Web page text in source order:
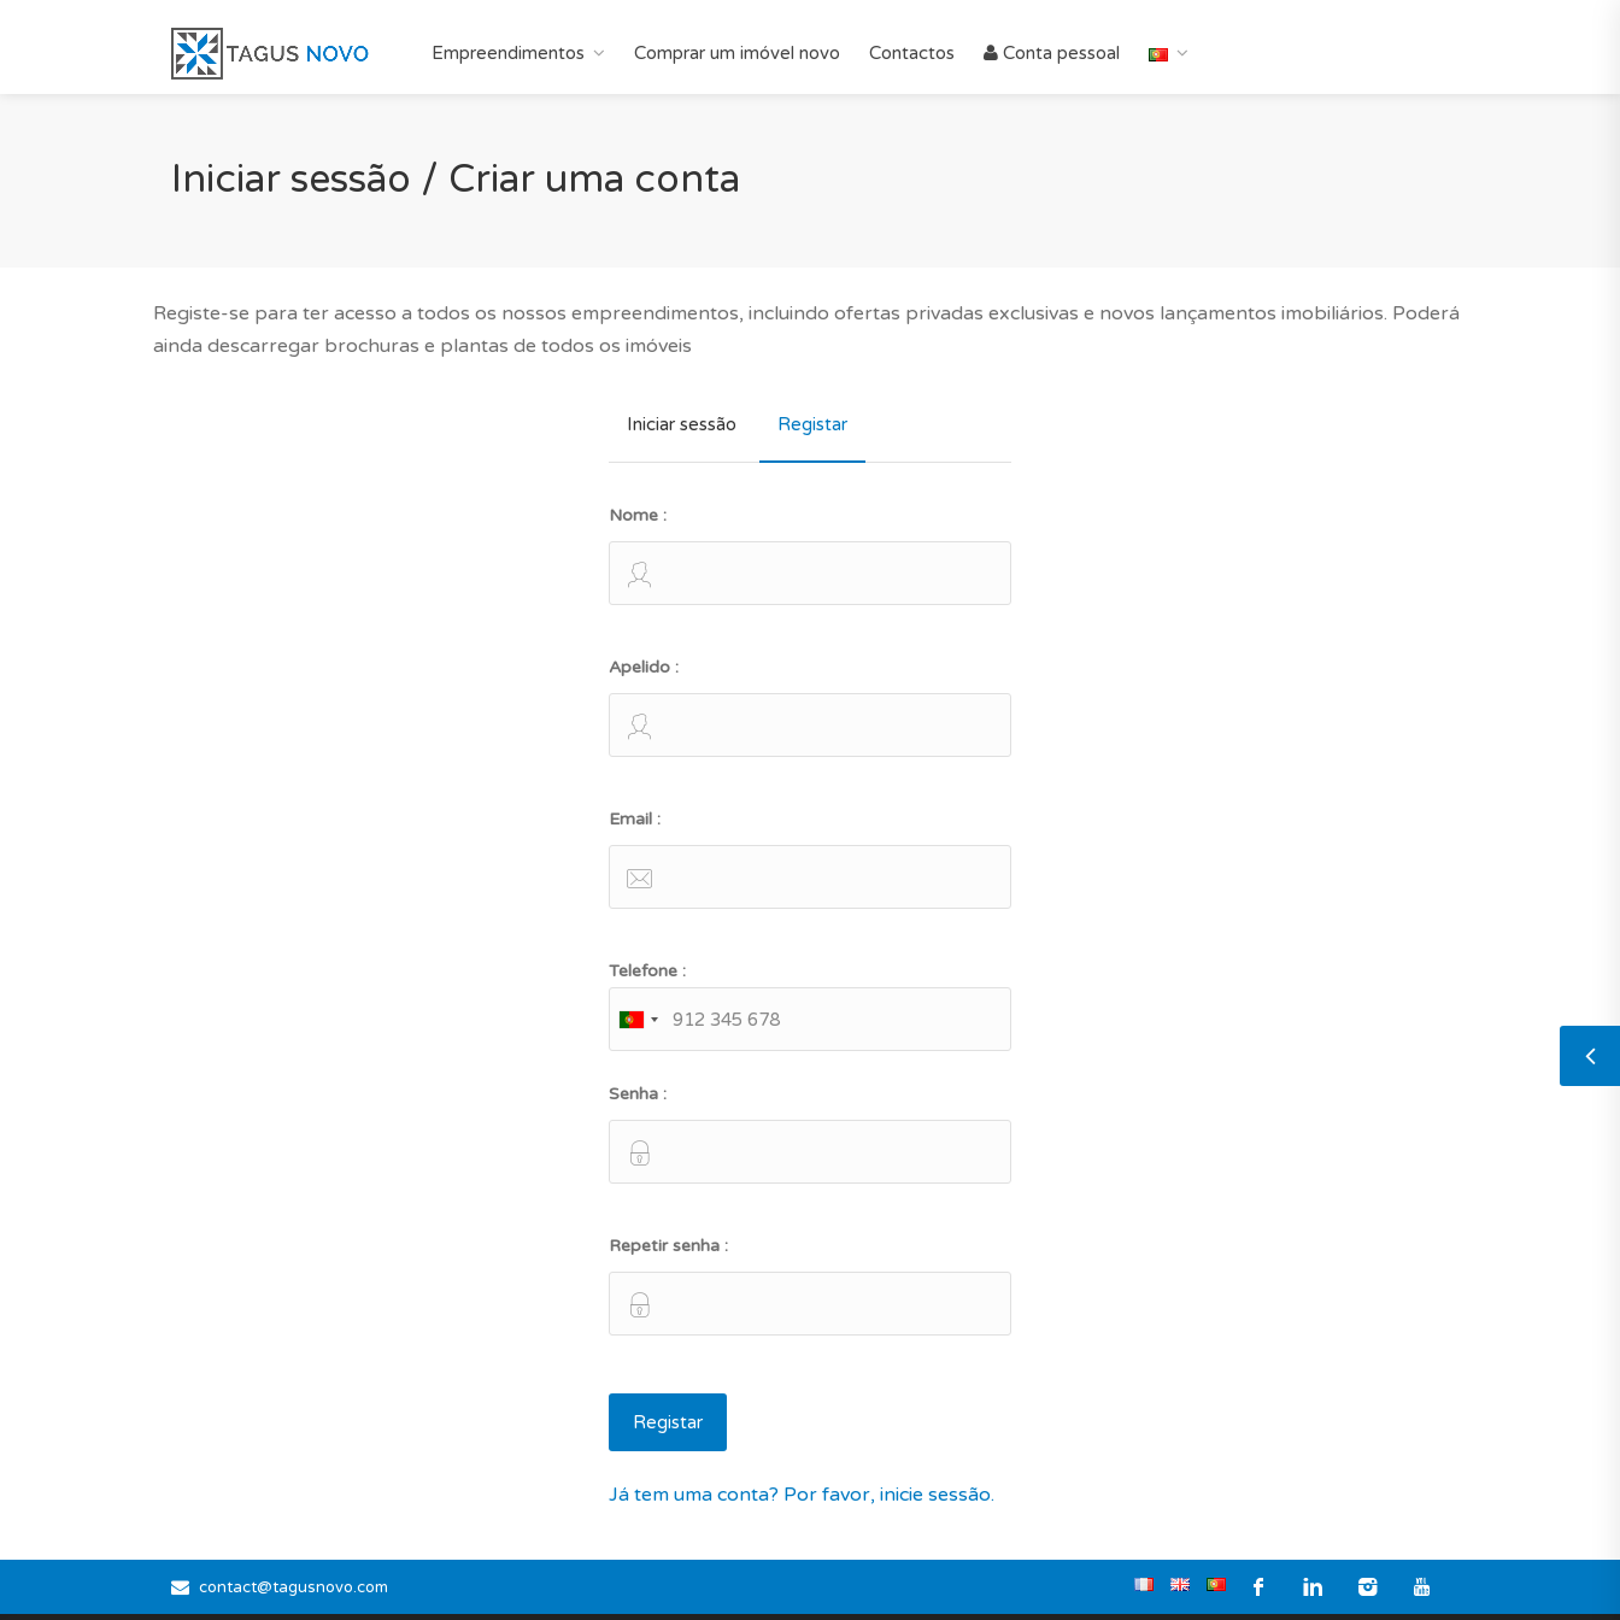
Empreendimentos Comprar um imóvel novo Contactos Conta pessoal
Iniciar sessão / Criar uma conta
Registe-se para ter acesso a todos os nossos empreendimentos, incluindo ofertas privadas exclusivas e novos lançamentos imobiliários. Poderá
ainda descarregar brochuras e plantas de todos os imóveis
Iniciar sessão Registar
Nome :
Apelido :
Email :
Telefone :
Senha :
Repetir senha :
Já tem uma conta? Por favor, inicie sessão.
contact@tagusnovo.com